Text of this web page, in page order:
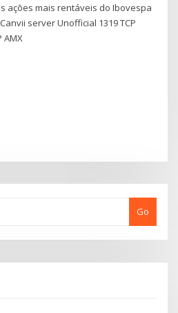
ações mais rentáveis do Ibovespa
server Unofficial 1319 TCP
AMX
Go